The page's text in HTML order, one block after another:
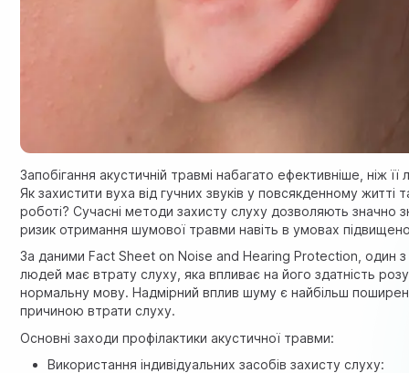
Запобігання акустичній травмі набагато ефективніше, ніж її
Як захистити вуха від гучних звуків у повсякденному житті
роботі? Сучасні методи захисту слуху дозволяють значно
ризик отримання шумової травми навіть в умовах
За данимиFact Sheet on Noise and Hearing Protection , один
людей має втрату слуху, яка впливає на його здатність
нормальну мову. Надмірний вплив шуму є найбільш
причиною втрати слуху.
Основні заходи профілактики акустичної травми:
Використання індивідуальних засобів захисту слуху: